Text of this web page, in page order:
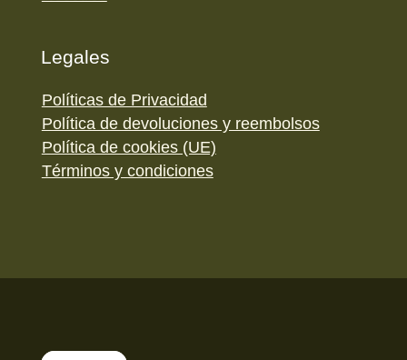
Legales
Políticas de Privacidad
Política de devoluciones y reembolsos
Política de cookies (UE)
Términos y condiciones